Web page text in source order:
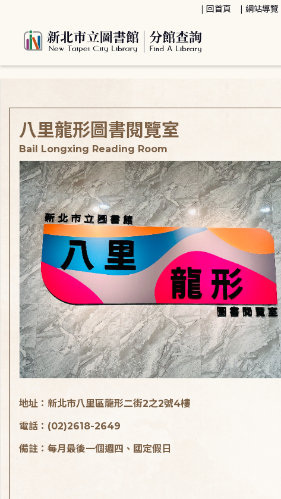
回首頁 網站導覽
八里龍形圖書閱覽室
Bail Longxing Reading Room
地址：新北市八里區龍形二街2之2號4樓
電話：(02)2618-2649
備註：每月最後一個週四、國定假日